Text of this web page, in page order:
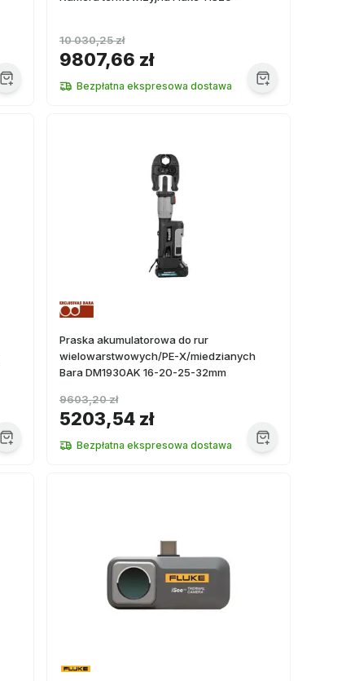
9807,66 zł
10 030,25 zł
Bezpłatna ekspresowa dostawa
Praska akumulatorowa do rur
wielowarstwowych/PE-X/miedzianych
Bara DM1930AK 16-20-25-32mm
5203,54 zł
9603,20 zł
Bezpłatna ekspresowa dostawa